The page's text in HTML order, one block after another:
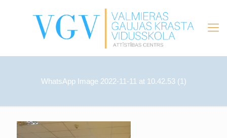
WhatsApp Image 2022-11-11 at 10.42.53 (1)